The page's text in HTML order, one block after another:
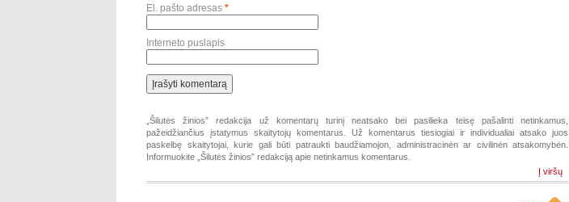
El. pašto adresas *
Interneto puslapis
„Šilutės žinios” redakcija už komentarų turinį neatsako bei pasilieka teisę pašalinti netinkamus,
pažeidžiančius įstatymus skaitytojų komentarus. Už komentarus tiesiogiai ir individualiai atsako juos
paskelbę skaitytojai, kurie gali būti patraukti baudžiamojon, administracinėn ar civilinėn atsakomybėn.
Informuokite „Šilutės žinios” redakciją apie netinkamus komentarus.
Į viršų